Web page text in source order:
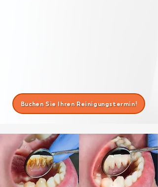
Buchen Sie Ihren Reinigungstermin!